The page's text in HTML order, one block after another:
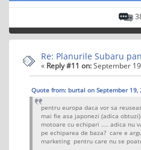
Re: Planurile Subaru
« Reply #11 on:September
Quote from: burtal on September 19,
pentru europa daca vor sa
mai fie asa japonezi (adica
motoare cu echipari .... adica nu
pe echiparea de baza? care e
marketing pentru care nu se